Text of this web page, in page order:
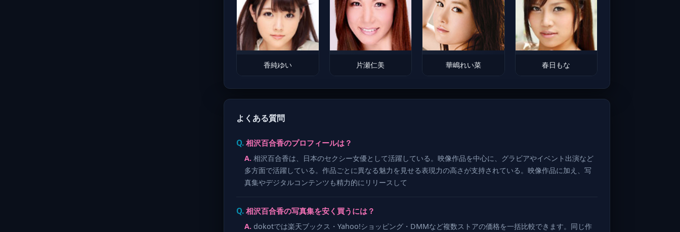
香純ゆい 片瀬仁美 華嶋れい菜 春日もな
よくある質問
相沢百合香のプロフィールは？
相沢百合香は、日本のセクシー女優として活躍している。映像作品を中心に、グラビアやイベント出演など
多方面で活躍している。作品ごとに異なる魅力を見せる表現力の高さが支持されている。映像作品に加え、写
真集やデジタルコンテンツも精力的にリリースして
相沢百合香の写真集を安く買うには？
dokotでは楽天ブックス・Yahoo!ショッピング・DMMなど複数ストアの価格を一括比較できます。同じ作